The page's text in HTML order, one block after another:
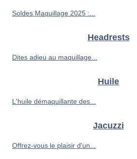
Soldes Maquillage 2025 :...
Headrests
Dites adieu au maquillage...
Huile
L'huile démaquillante des...
Jacuzzi
Offrez-vous le plaisir d'un...